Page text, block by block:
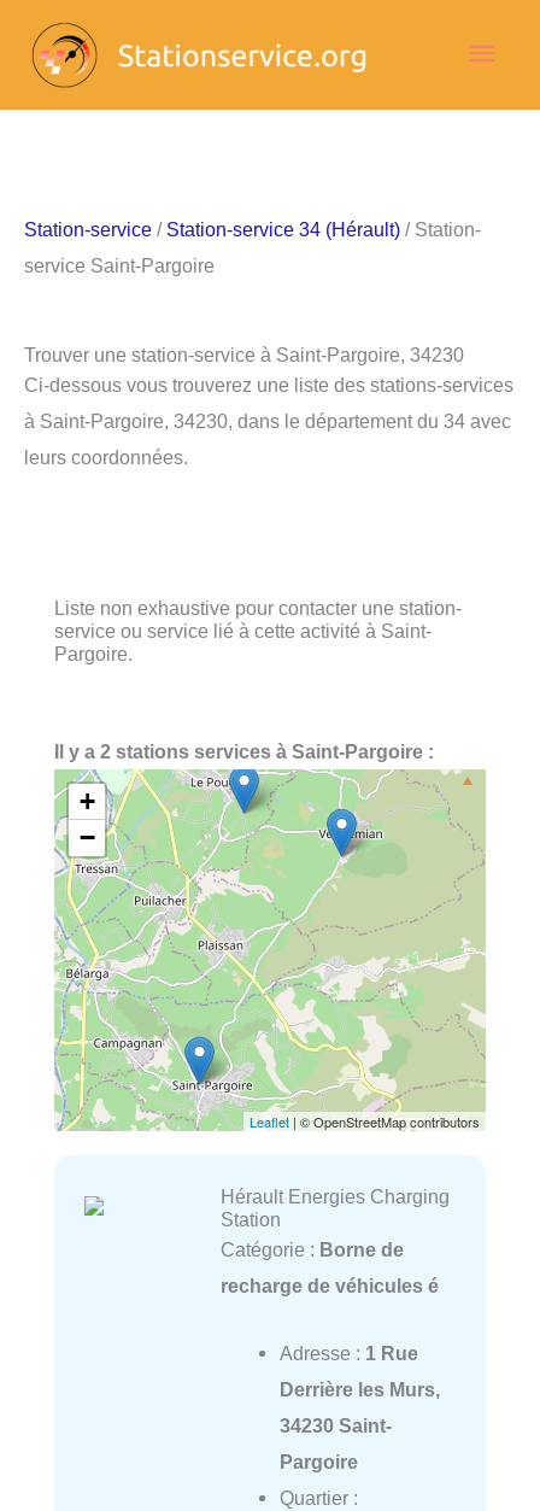
contenu
Station-service / Station-service 34 (Hérault) / Station-
service Saint-Pargoire
Trouver une station-service à Saint-Pargoire, 34230
Ci-dessous vous trouverez une liste des stations-services
à Saint-Pargoire, 34230, dans le département du 34 avec
leurs coordonnées.
Liste non exhaustive pour contacter une station-
service ou service lié à cette activité à Saint-
Pargoire.
Il y a 2 stations services à Saint-Pargoire :
+
−
Leaflet | © OpenStreetMap contributors
Hérault Energies Charging
Station
Catégorie : Borne de
recharge de véhicules é
Adresse : 1 Rue
Derrière les Murs,
34230 Saint-
Pargoire
Quartier :